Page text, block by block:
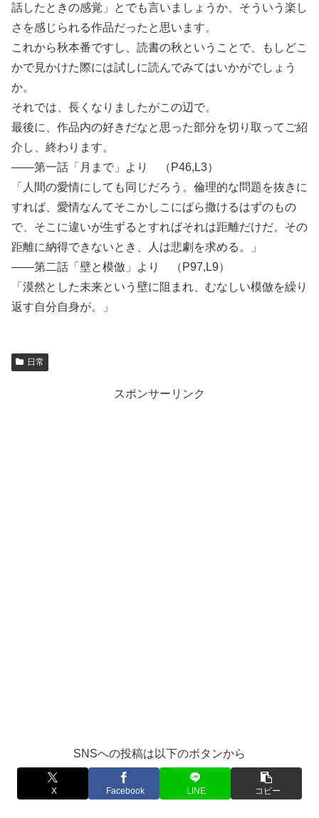
話したときの感覚」とでも言いましょうか、そういう楽し
さを感じられる作品だったと思います。
これから秋本番ですし、読書の秋ということで、もしどこ
かで見かけた際には試しに読んでみてはいかがでしょう
か。
それでは、長くなりましたがこの辺で。
最後に、作品内の好きだなと思った部分を切り取ってご紹
介し、終わります。
――第一話「月まで」より （P46,L3）
「人間の愛情にしても同じだろう。倫理的な問題を抜きに
すれば、愛情なんてそこかしこにばら撒けるはずのもの
で、そこに違いが生ずるとすればそれは距離だけだ。その
距離に納得できないとき、人は悲劇を求める。」
――第二話「壁と模倣」より （P97,L9）
「漠然とした未来という壁に阻まれ、むなしい模倣を繰り
返す自分自身が。」
日常
スポンサーリンク
SNSへの投稿は以下のボタンから
X Facebook LINE コピー